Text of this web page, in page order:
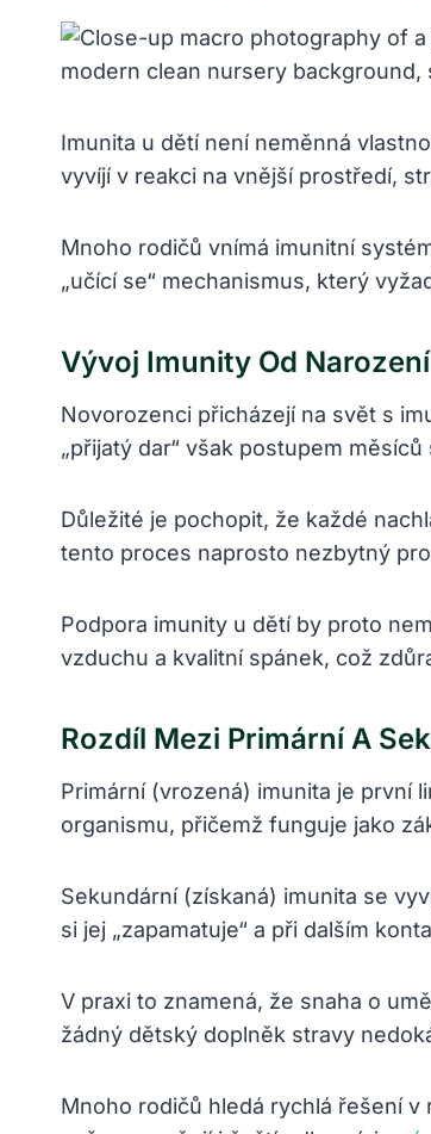
Imunita u dětí není neměnná
vyvíjí v reakci na vnější prostředí,
Mnoho rodičů vnímá imunitní
„učící se“ mechanismus, který
Vývoj Imunity Od Narození
Novorozenci přicházejí na svět s
„přijatý dar“ však postupem
Důležité je pochopit, že každé
tento proces naprosto nezbytný
Podpora imunity u dětí by proto
vzduchu a kvalitní spánek, což
Rozdíl Mezi Primární A
Primární (vrozená) imunita je první
organismu, přičemž funguje jako
Sekundární (získaná) imunita se
si jej „zapamatuje“ a při dalším
V praxi to znamená, že snaha o
žádný dětský doplněk stravy
Mnoho rodičů hledá rychlá řešení v